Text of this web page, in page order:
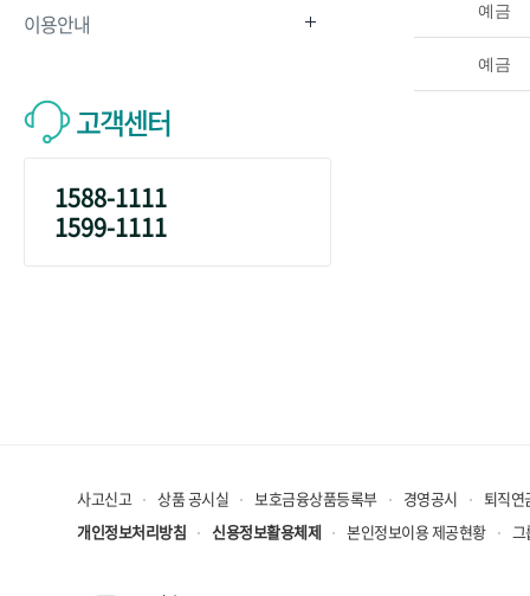
이용안내
고객센터
1588-1111
1599-1111
예금
예금
사고신고 상품 공시실 보호금융상품등록부 경영공시
퇴직연
개인정보처리방침
신용정보활용체제 본인정보이용 제공현황 그